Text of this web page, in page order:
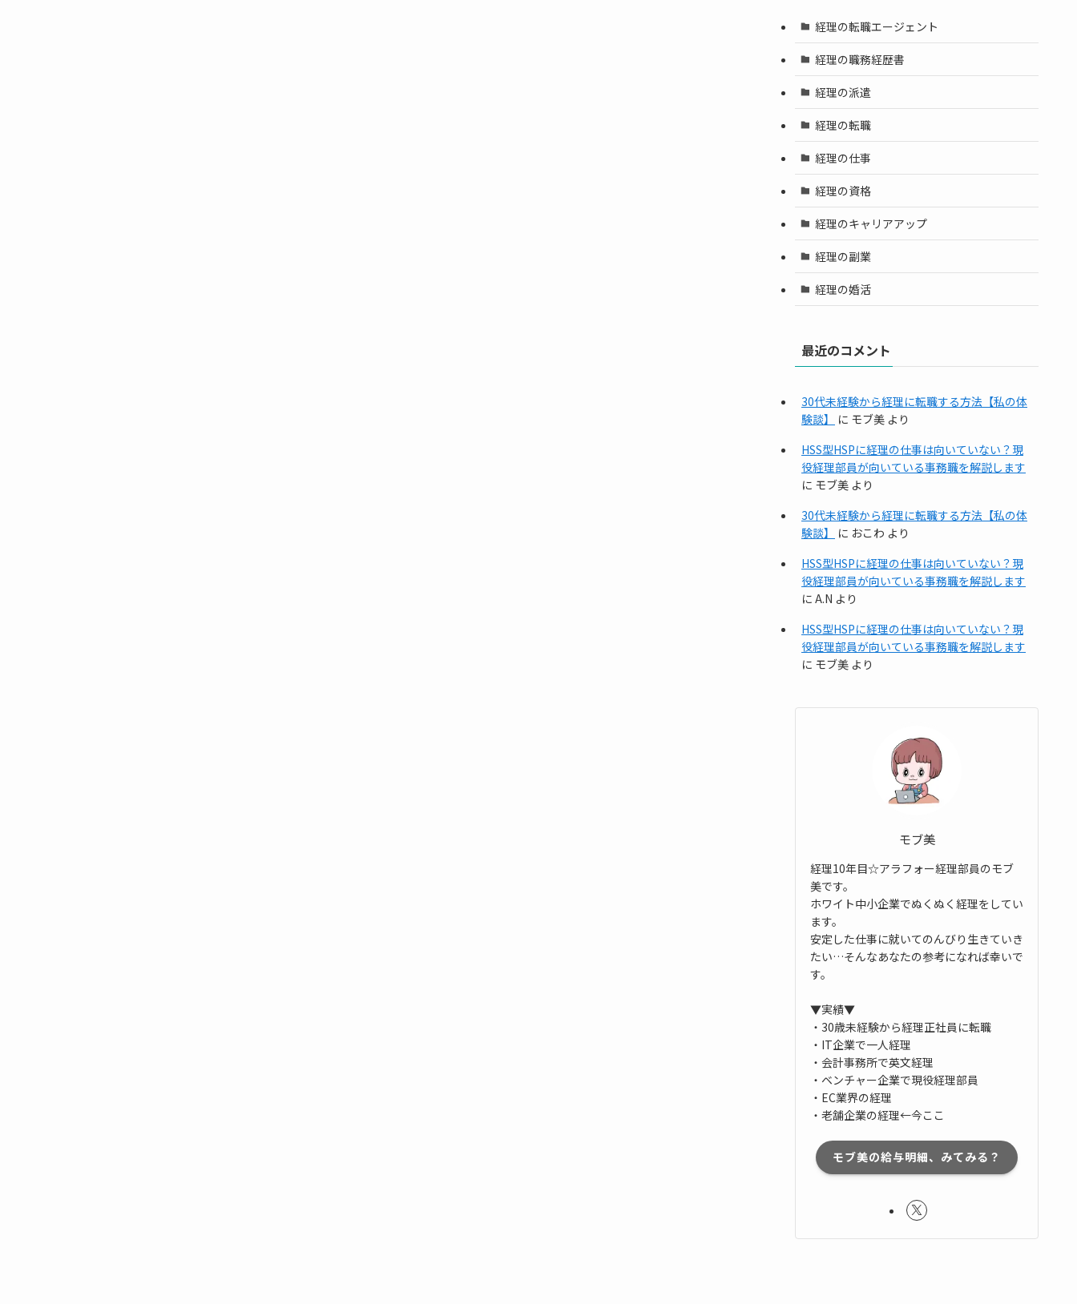
経理の転職エージェント
経理の職務経歴書
経理の派遣
経理の転職
経理の仕事
経理の資格
経理のキャリアアップ
経理の副業
経理の婚活
最近のコメント
30代未経験から経理に転職する方法【私の体
験談】
に モブ美 より
HSS型HSPに経理の仕事は向いていない？現
役経理部員が向いている事務職を解説します
に モブ美 より
30代未経験から経理に転職する方法【私の体
験談】
に おこわ より
HSS型HSPに経理の仕事は向いていない？現
役経理部員が向いている事務職を解説します
に A.N より
HSS型HSPに経理の仕事は向いていない？現
役経理部員が向いている事務職を解説します
に モブ美 より
モブ美
経理10年目☆アラフォー経理部員のモブ
美です。
ホワイト中小企業でぬくぬく経理をしてい
ます。
安定した仕事に就いてのんびり生きていき
たい…そんなあなたの参考になれば幸いで
す。
▼実績▼
・30歳未経験から経理正社員に転職
・IT企業で一人経理
・会計事務所で英文経理
・ベンチャー企業で現役経理部員
・EC業界の経理
・老舗企業の経理←今ここ
モブ美の給与明細、みてみる？